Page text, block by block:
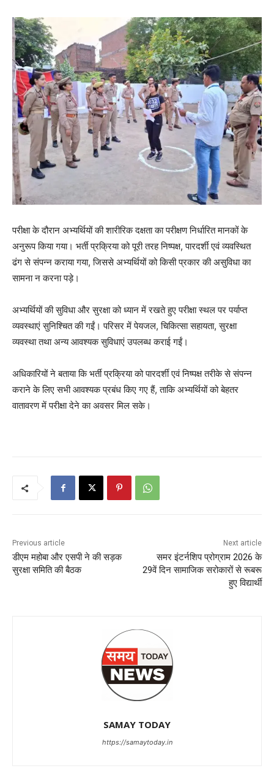
परीक्षा के दौरान अभ्यर्थियों की शारीरिक दक्षता का परीक्षण निर्धारित मानकों के
अनुरूप किया गया। भर्ती प्रक्रिया को पूरी तरह निष्पक्ष, पारदर्शी एवं व्यवस्थित
ढंग से संपन्न कराया गया, जिससे अभ्यर्थियों को किसी प्रकार की असुविधा का
सामना न करना पड़े।
अभ्यर्थियों की सुविधा और सुरक्षा को ध्यान में रखते हुए परीक्षा स्थल पर पर्याप्त
व्यवस्थाएं सुनिश्चित की गईं। परिसर में पेयजल, चिकित्सा सहायता, सुरक्षा
व्यवस्था तथा अन्य आवश्यक सुविधाएं उपलब्ध कराई गईं।
अधिकारियों ने बताया कि भर्ती प्रक्रिया को पारदर्शी एवं निष्पक्ष तरीके से संपन्न
कराने के लिए सभी आवश्यक प्रबंध किए गए हैं, ताकि अभ्यर्थियों को बेहतर
वातावरण में परीक्षा देने का अवसर मिल सके।
Previous article
डीएम महोबा और एसपी ने की सड़क
सुरक्षा समिति की बैठक
Next article
समर इंटर्नशिप प्रोग्राम 2026 के
29वें दिन सामाजिक सरोकारों से रूबरू
हुए विद्यार्थी
SAMAY TODAY
https://samaytoday.in